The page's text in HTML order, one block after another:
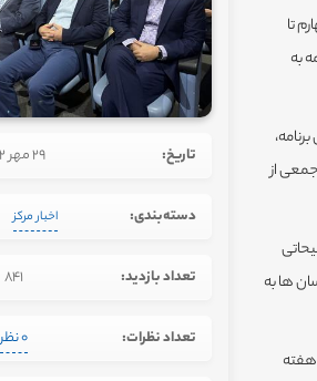
تا
به
برنامه،
از
ها به
هفته
تاریخ: 29 مهر 1402
دسته‌بندی: اخبار مرکز
تعداد بازدید: 841
تعداد نظرات: 0 نظر